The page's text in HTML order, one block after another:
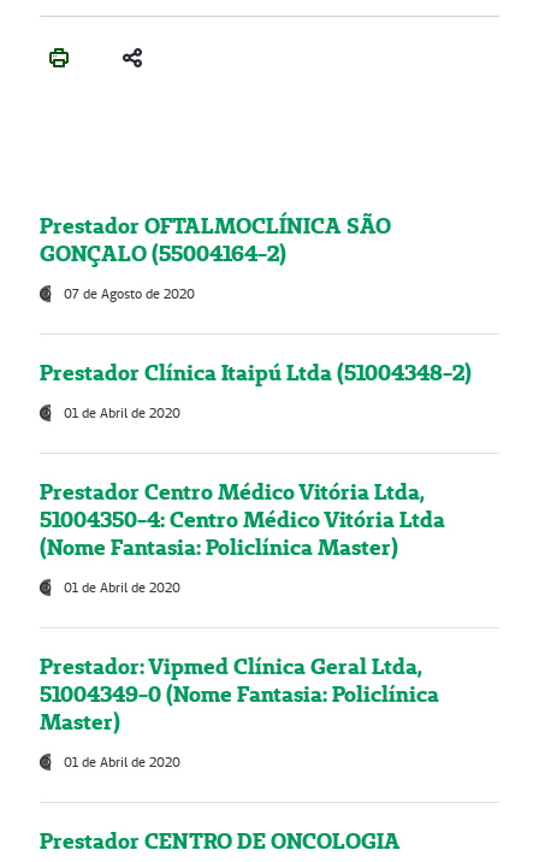
Prestador OFTALMOCLÍNICA SÃO
GONÇALO (55004164-2)
07 de Agosto de 2020
Prestador Clínica Itaipú Ltda (51004348-2)
01 de Abril de 2020
Prestador Centro Médico Vitória Ltda,
51004350-4: Centro Médico Vitória Ltda
(Nome Fantasia: Policlínica Master)
01 de Abril de 2020
Prestador: Vipmed Clínica Geral Ltda,
51004349-0 (Nome Fantasia: Policlínica
Master)
01 de Abril de 2020
Prestador CENTRO DE ONCOLOGIA